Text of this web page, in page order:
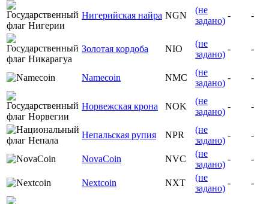
Нигерийская найра NGN
(не
задано)
- -
Золотая кордоба NIO
(не
задано)
- -
Namecoin NMC
(не
задано)
- -
Норвежская крона NOK
(не
задано)
- -
Непальская рупия NPR
(не
задано)
- -
NovaCoin NVC
(не
задано)
- -
Nextcoin NXT
(не
задано)
- -